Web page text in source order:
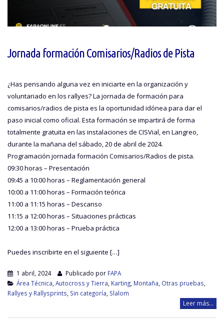
Jornada formación Comisarios/Radios de Pista
¿Has pensando alguna vez en iniciarte en la organización y
voluntariado en los rallyes? La jornada de formación para
comisarios/radios de pista es la oportunidad idónea para dar el
paso inicial como oficial. Esta formación se impartirá de forma
totalmente gratuita en las instalaciones de CISVial, en Langreo,
durante la mañana del sábado, 20 de abril de 2024.
Programación jornada formación Comisarios/Radios de pista.
09:30 horas – Presentación
09:45 a 10:00 horas – Reglamentación general
10:00 a 11:00 horas – Formación teórica
11:00 a 11:15 horas – Descanso
11:15 a 12:00 horas – Situaciones prácticas
12:00 a 13:00 horas – Prueba práctica
Puedes inscribirte en el siguiente […]
1 abril, 2024 Publicado por FAPA
Área Técnica Autocross y Tierra Karting, Montaña Otras pruebas
Rallyes y Rallysprints Sin categoría Slalom
Leer más...